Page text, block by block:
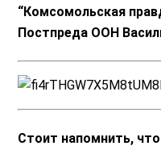
“Комсомольская
Постпреда ООН
Стоит напомнить,